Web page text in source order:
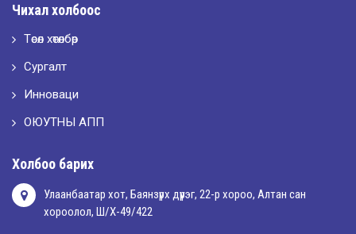
“ХҮСЛЭН 2026” хувцас загварын улсын уралдаан,
Чихал холбоос
Төсөл хөтөлбөр
Сургалт
Инноваци
ОЮУТНЫ АПП
Холбоо барих
Улаанбаатар хот, Баянзүрх дүүрэг, 22-р хороо, Алтан сан
хороолол, Ш/Х-49/422